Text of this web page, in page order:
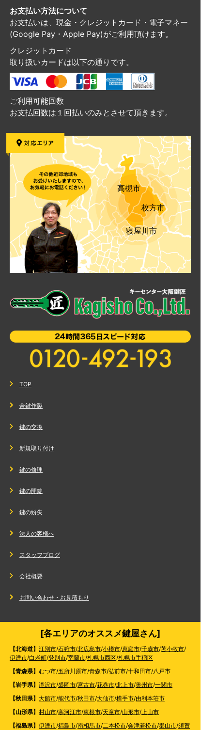
お支払い方法について
お支払いは、現金・クレジットカード・電子マネー
(Google Pay・Apple Pay)がご利用頂けます。
クレジットカード
取り扱いカードは以下の通りです。
ご利用可能回数
お支払回数は１回払いのみとさせて頂きます。
高槻市
枚方市
寝屋川市
TOP
合鍵作製
鍵の交換
新規取り付け
鍵の修理
鍵の開錠
鍵の紛失
法人の客様へ
スタッフブログ
会社概要
お問い合わせ・お見積もり
[各エリアのオススメ鍵屋さん]
【北海道】 江別市/石狩市/北広島市/小樽市/恵庭市/千歳市/苫小牧市/
伊達市/白老町/登別市/室蘭市/札幌市西区/札幌市手稲区
【青森県】 むつ市/五所川原市/青森市/弘前市/十和田市/八戸市
【岩手県】 滝沢市/盛岡市/宮古市/花巻市/北上市/奥州市/一関市
【秋田県】 大館市/能代市/秋田市/大仙市/横手市/由利本荘市
【山形県】 村山市/寒河江市/東根市/天童市/山形市/上山市
【福島県】 伊達市/福島市/南相馬市/二本松市/会津若松市/郡山市/須賀